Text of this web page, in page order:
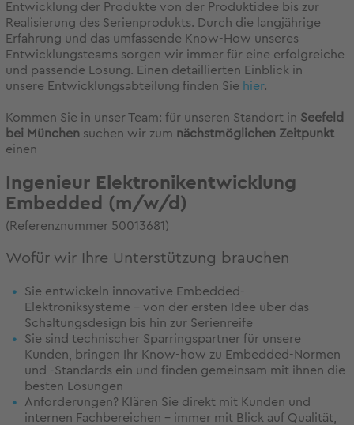
Entwicklung der Produkte von der Produktidee bis zur
Realisierung des Serienprodukts. Durch die langjährige
Erfahrung und das umfassende Know-How unseres
Entwicklungsteams sorgen wir immer für eine erfolgreiche
und passende Lösung. Einen detaillierten Einblick in
unsere Entwicklungsabteilung finden Sie hier.
Kommen Sie in unser Team: für unseren Standort in Seefeld
bei München suchen wir zum nächstmöglichen Zeitpunkt
einen
Ingenieur Elektronikentwicklung
Embedded (m/w/d)
(Referenznummer 50013681)
Wofür wir Ihre Unterstützung brauchen
Sie entwickeln innovative Embedded-
Elektroniksysteme – von der ersten Idee über das
Schaltungsdesign bis hin zur Serienreife
Sie sind technischer Sparringspartner für unsere
Kunden, bringen Ihr Know-how zu Embedded-Normen
und -Standards ein und finden gemeinsam mit ihnen die
besten Lösungen
Anforderungen? Klären Sie direkt mit Kunden und
internen Fachbereichen – immer mit Blick auf Qualität,